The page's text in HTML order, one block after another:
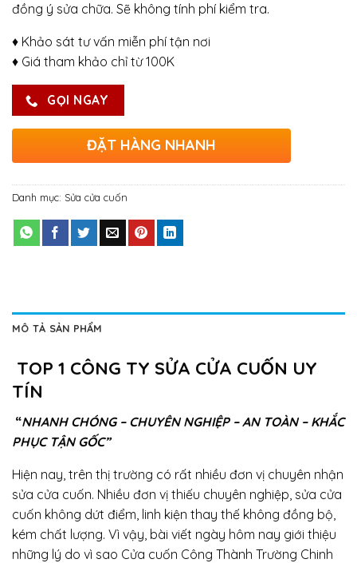
đồng ý sửa chữa. Sẽ không tính phí kiểm tra.
♦ Khảo sát tư vấn miễn phí tận nơi
♦ Giá tham khảo chỉ từ 100K
GỌI NGAY
ĐẶT HÀNG NHANH
Danh mục: Sửa cửa cuốn
MÔ TẢ SẢN PHẨM
TOP 1 CÔNG TY SỬA CỬA CUỐN UY
TÍN
“NHANH CHÓNG – CHUYÊN NGHIỆP – AN TOÀN – KHẮC
PHỤC TẬN GỐC”
Hiện nay, trên thị trường có rất nhiều đơn vị chuyên nhận
sửa cửa cuốn. Nhiều đơn vị thiếu chuyên nghiệp, sửa cửa
cuốn không dứt điểm, linh kiện thay thế không đồng bộ,
kém chất lượng. Vì vậy, bài viết ngày hôm nay giới thiệu
những lý do vì sao Cửa cuốn Công Thành Trường Chinh